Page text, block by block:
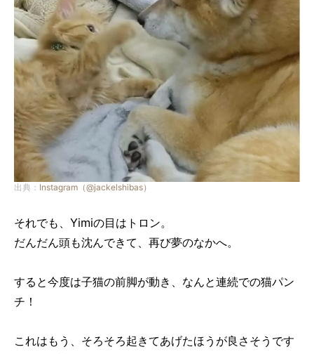
出典： Instagram（@jackelshibas）
それでも、Yimiの目はトロン。
だんだん頭も沈んできて、再び夢のなかへ。
すると今度は子猫の前脚が動き、なんと連続での猫パン
チ！
これはもう、そろそろ起きてあげたほうが良さそうです